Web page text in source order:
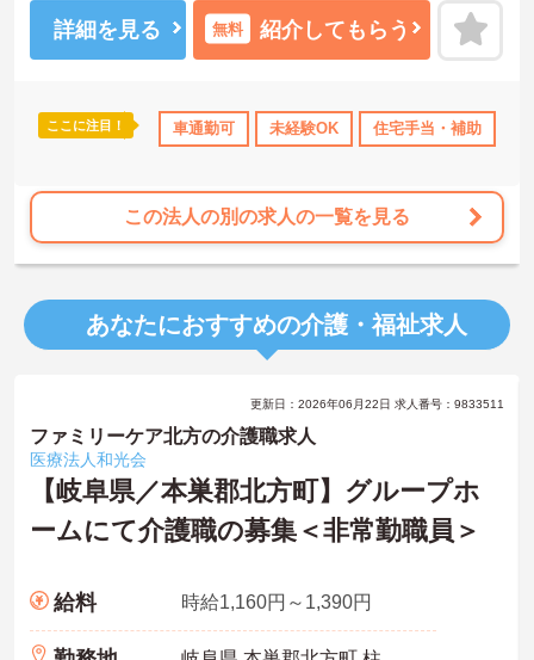
詳細を見る 無料 紹介してもらう
ここに注目！ 車通勤可 未経験OK 住宅手当・補助
この法人の別の求人の一覧を見る
あなたにおすすめの介護・福祉求人
更新日：2026年06月22日 求人番号：9833511
ファミリーケア北方の介護職求人
医療法人和光会
【岐阜県／本巣郡北方町】グループホ
ームにて介護職の募集＜非常勤職員＞
給料 時給1,160円～1,390円